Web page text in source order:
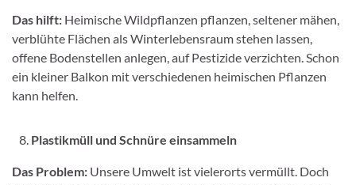
Das hilft: Heimische Wildpflanzen pflanzen, seltener mähen,
verblühte Flächen als Winterlebensraum stehen lassen,
offene Bodenstellen anlegen, auf Pestizide verzichten. Schon
ein kleiner Balkon mit verschiedenen heimischen Pflanzen
kann helfen.
Plastikmüll und Schnüre einsammeln
Das Problem: Unsere Umwelt ist vielerorts vermüllt. Doch